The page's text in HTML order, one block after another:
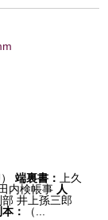
端裏書：
上久
内検帳事 人
井上孫三郎
： （...